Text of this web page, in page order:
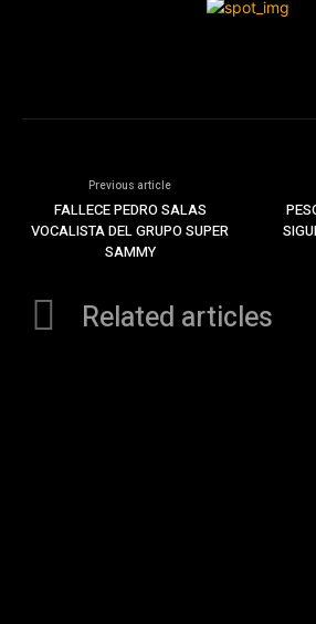
Previous article
FALLECE PEDRO SALAS
VOCALISTA DEL GRUPO SUPER
SAMMY
Related articles